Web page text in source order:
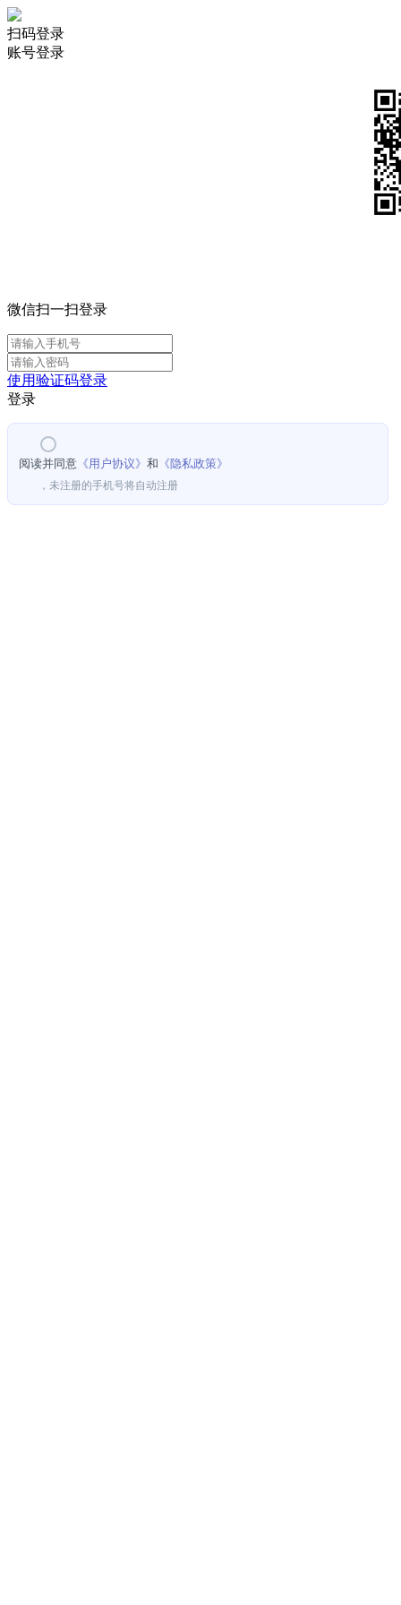
扫码登录
账号登录
微信扫一扫登录
使用验证码登录
登录
阅读并同意 《用户协议》 和 《隐私政策》
，未注册的手机号将自动注册